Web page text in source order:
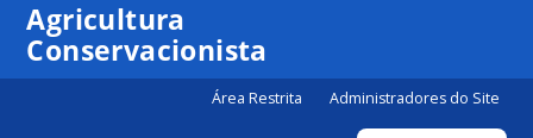
Agricultura
Conservacionista
Área Restrita Administradores do Site